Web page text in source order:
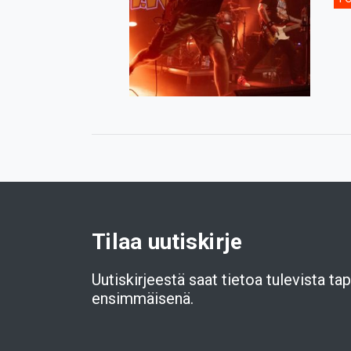
Tilaa uutiskirje
Uutiskirjeestä saat tietoa tulevista
ensimmäisenä.